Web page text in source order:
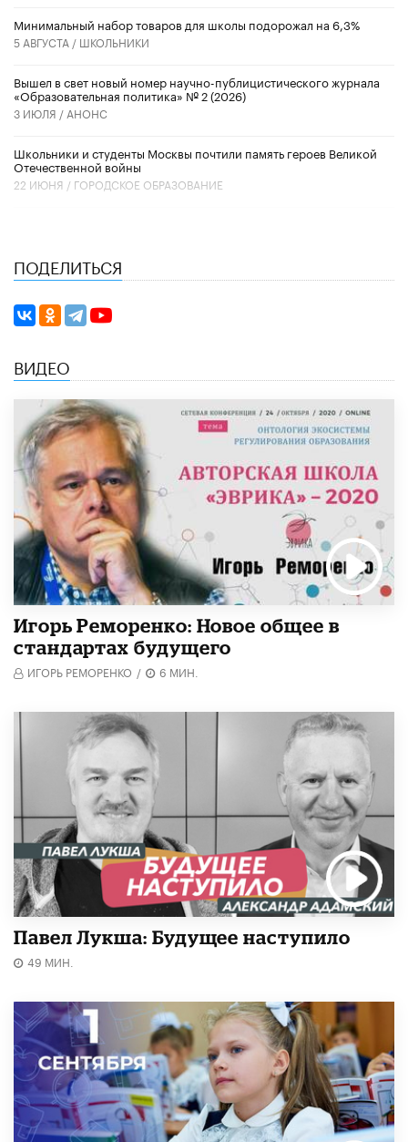
Минимальный набор товаров для школы подорожал на 6,3%
5 АВГУСТА / ШКОЛЬНИКИ
Вышел в свет новый номер научно-публицистического журнала
«Образовательная политика» № 2 (2026)
3 ИЮЛЯ / АНОНС
Школьники и студенты Москвы почтили память героев Великой
Отечественной войны
22 ИЮНЯ / ГОРОДСКОЕ ОБРАЗОВАНИЕ
ПОДЕЛИТЬСЯ
ВИДЕО
Игорь Реморенко: Новое общее в
стандартах будущего
ИГОРЬ РЕМОРЕНКО / 6 МИН.
Павел Лукша: Будущее наступило
49 МИН.